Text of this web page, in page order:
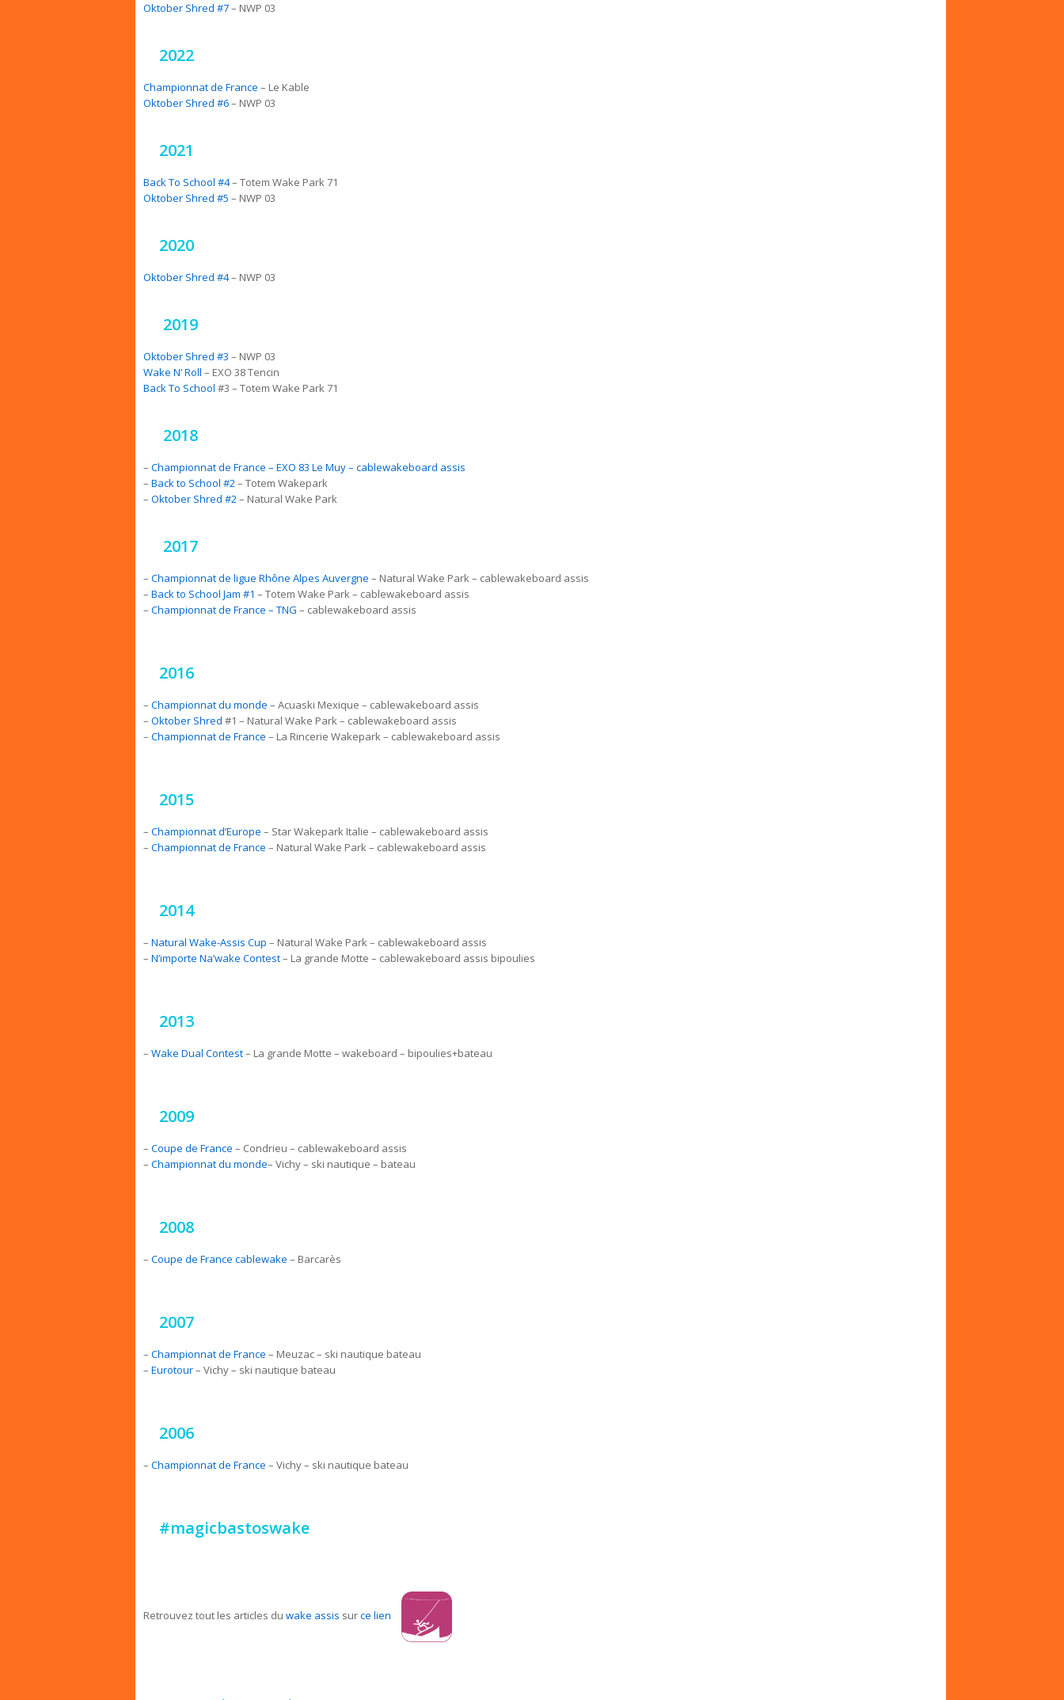
Oktober Shred #7– NWP 03
2022
Championnat de France – Le Kable
Oktober Shred #6– NWP 03
2021
Back To School #4– Totem Wake Park 71
Oktober Shred #5 – NWP 03
2020
Oktober Shred #4– NWP 03
2019
Oktober Shred #3 – NWP 03
Wake N’ Roll – EXO 38 Tencin
Back To School #3 – Totem Wake Park 71
2018
– Championnat de France – EXO 83 Le Muy – cablewakeboard assis
– Back to School #2– Totem Wakepark
– Oktober Shred #2– Natural Wake Park
2017
– Championnat de ligue Rhône Alpes Auvergne – Natural Wake Park – cablewakeboard assis
– Back to School Jam #1 – Totem Wake Park – cablewakeboard assis
– Championnat de France – TNG – cablewakeboard assis
2016
– Championnat du monde – Acuaski Mexique – cablewakeboard assis
– Oktober Shred #1 – Natural Wake Park – cablewakeboard assis
– Championnat de France – La Rincerie Wakepark – cablewakeboard assis
2015
– Championnat d’Europe – Star Wakepark Italie – cablewakeboard assis
– Championnat de France – Natural Wake Park – cablewakeboard assis
2014
– Natural Wake-Assis Cup – Natural Wake Park – cablewakeboard assis
– N’importe Na’wake Contest– La grande Motte – cablewakeboard assis bipoulies
2013
– Wake Dual Contest– La grande Motte – wakeboard – bipoulies+bateau
2009
– Coupe de France – Condrieu – cablewakeboard assis
– Championnat du monde– Vichy – ski nautique – bateau
2008
– Coupe de France cablewake – Barcarès
2007
– Championnat de France – Meuzac – ski nautique bateau
– Eurotour– Vichy – ski nautique bateau
2006
– Championnat de France – Vichy – ski nautique bateau
#magicbastoswake
Retrouvez tout les articles du wake assis surce lien